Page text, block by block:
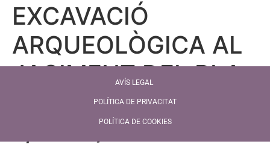
EXCAVACIÓ
ARQUEOLÒGICA AL
JACIMENT DEL PLA
DE L’HORTA (6-
7/2026)
AVÍS LEGAL
POLÍTICA DE PRIVACITAT
POLÍTICA DE COOKIES